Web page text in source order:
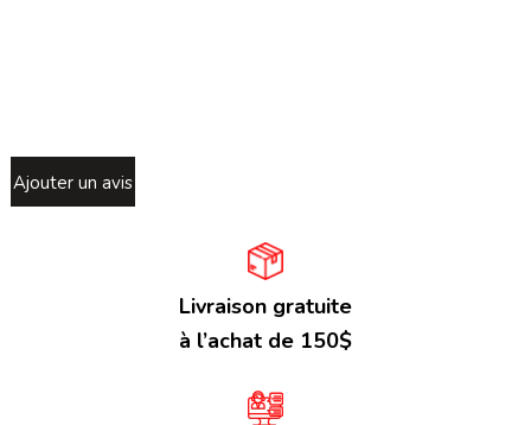
Ajouter un avis
Livraison gratuite
à l’achat de 150$